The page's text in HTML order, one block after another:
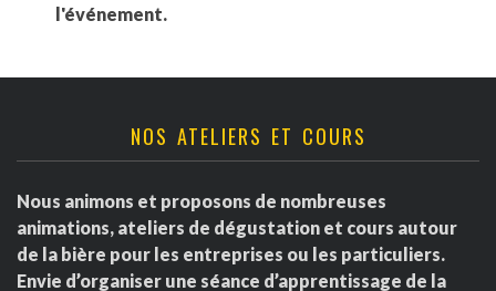
l'événement.
NOS ATELIERS ET COURS
Nous animons et proposons de nombreuses
animations, ateliers de dégustation et cours autour
de la bière pour les entreprises ou les particuliers.
Envie d’organiser une séance d’apprentissage de la